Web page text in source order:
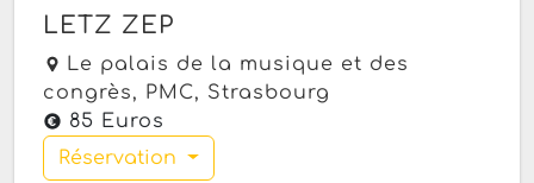
LETZ ZEP
Le palais de la musique et des
congrès, PMC, Strasbourg
85 Euros
Réservation